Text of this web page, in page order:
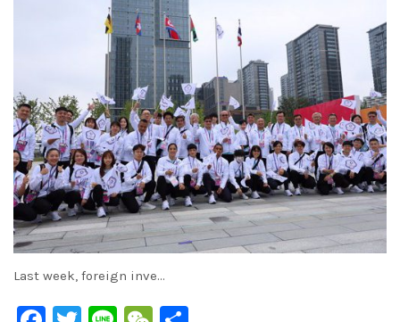
Last week, foreign inve…